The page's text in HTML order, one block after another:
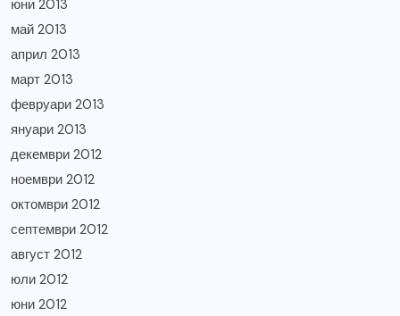
юни 2013
май 2013
април 2013
март 2013
февруари 2013
януари 2013
декември 2012
ноември 2012
октомври 2012
септември 2012
август 2012
юли 2012
юни 2012